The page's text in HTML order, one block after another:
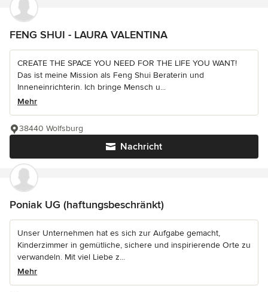
FENG SHUI - LAURA VALENTINA
CREATE THE SPACE YOU NEED FOR THE LIFE YOU WANT!
Das ist meine Mission als Feng Shui Beraterin und
Inneneinrichterin. Ich bringe Mensch u...
Mehr
Nachricht
38440 Wolfsburg
Poniak UG (haftungsbeschränkt)
Unser Unternehmen hat es sich zur Aufgabe gemacht,
Kinderzimmer in gemütliche, sichere und inspirierende Orte zu
verwandeln. Mit viel Liebe z...
Mehr